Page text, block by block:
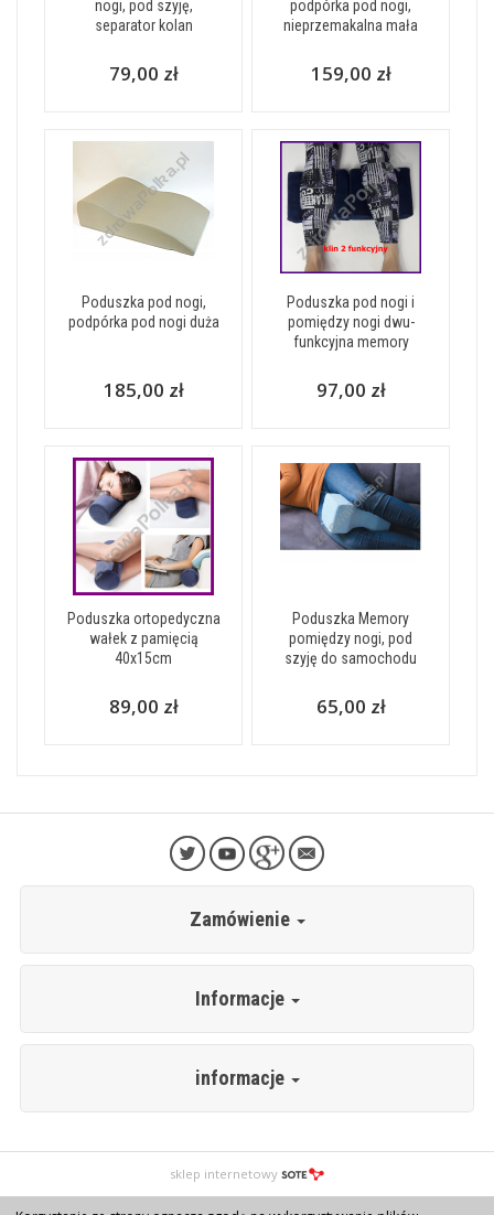
nogi, pod szyję,
separator kolan
79,00 zł
podpórka pod nogi,
nieprzemakalna mała
159,00 zł
Poduszka pod nogi,
podpórka pod nogi duża
185,00 zł
Poduszka pod nogi i
pomiędzy nogi dwu-
funkcyjna memory
97,00 zł
Poduszka ortopedyczna
wałek z pamięcią
40x15cm
89,00 zł
Poduszka Memory
pomiędzy nogi, pod
szyję do samochodu
65,00 zł
Zamówienie
Informacje
informacje
sklep internetowy